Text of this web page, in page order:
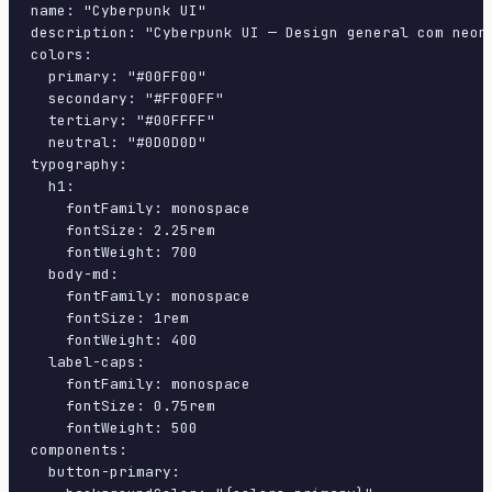
name: "Cyberpunk UI"
description: "Cyberpunk UI — Design general com
colors:
  primary: "#00FF00"
  secondary: "#FF00FF"
  tertiary: "#00FFFF"
  neutral: "#0D0D0D"
typography:
  h1:
    fontFamily: monospace
    fontSize: 2.25rem
    fontWeight: 700
  body-md:
    fontFamily: monospace
    fontSize: 1rem
    fontWeight: 400
  label-caps:
    fontFamily: monospace
    fontSize: 0.75rem
    fontWeight: 500
components:
  button-primary: